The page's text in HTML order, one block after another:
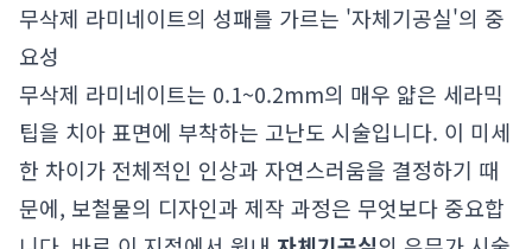
무삭제 라미네이트의 성패를 가르는 '자체기공실'의 중
요성
무삭제 라미네이트는 0.1~0.2mm의 매우 얇은 세라믹
팁을 치아 표면에 부착하는 고난도 시술입니다. 이 미세
한 차이가 전체적인 인상과 자연스러움을 결정하기 때
문에, 보철물의 디자인과 제작 과정은 무엇보다 중요합